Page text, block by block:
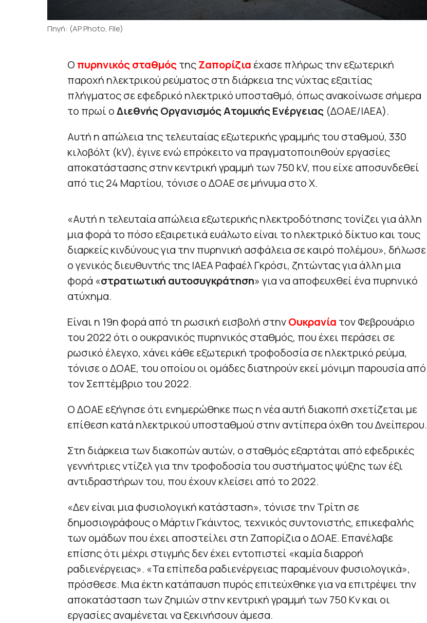
Πηγή: (AP Photo, File)
Ο πυρηνικός σταθμόςτηςΖαπορίζια έχασε πλήρως την εξωτερική
παροχή ηλεκτρικού ρεύματος στη διάρκεια της νύχτας εξαιτίας
πλήγματος σε εφεδρικό ηλεκτρικό υποσταθμό, όπως ανακοίνωσε σήμερα
το πρωί οΔιεθνής Οργανισμός Ατομικής Ενέργειας(ΔΟΑΕ/ΙΑΕΑ).
Αυτή η απώλεια της τελευταίας εξωτερικής γραμμής του σταθμού, 330
κιλοβόλτ (kV), έγινε ενώ επρόκειτο να πραγματοποιηθούν εργασίες
αποκατάστασης στην κεντρική γραμμή των 750 kV, που είχε αποσυνδεθεί
από τις 24 Μαρτίου, τόνισε ο ΔΟΑΕ σε μήνυμα στο Χ.
«Αυτή η τελευταία απώλεια εξωτερικής ηλεκτροδότησης τονίζει για άλλη
μια φορά το πόσο εξαιρετικά ευάλωτο είναι το ηλεκτρικό δίκτυο και τους
διαρκείς κινδύνους για την πυρηνική ασφάλεια σε καιρό πολέμου», δήλωσε
ο γενικός διευθυντής της ΙΑΕΑ Ραφαέλ Γκρόσι, ζητώντας για άλλη μια
φορά «στρατιωτική αυτοσυγκράτηση» για να αποφευχθεί ένα πυρηνικό
ατύχημα.
Είναι η 19η φορά από τη ρωσική εισβολή στηνΟυκρανία τον Φεβρουάριο
του 2022 ότι ο ουκρανικός πυρηνικός σταθμός, που έχει περάσει σε
ρωσικό έλεγχο, χάνει κάθε εξωτερική τροφοδοσία σε ηλεκτρικό ρεύμα,
τόνισε ο ΔΟΑΕ, του οποίου οι ομάδες διατηρούν εκεί μόνιμη παρουσία από
τον Σεπτέμβριο του 2022.
Ο ΔΟΑΕ εξήγησε ότι ενημερώθηκε πως η νέα αυτή διακοπή σχετίζεται με
επίθεση κατά ηλεκτρικού υποσταθμού στην αντίπερα όχθη του Δνείπερου.
Στη διάρκεια των διακοπών αυτών, ο σταθμός εξαρτάται από εφεδρικές
γεννήτριες ντίζελ για την τροφοδοσία του συστήματος ψύξης των έξι
αντιδραστήρων του, που έχουν κλείσει από το 2022.
«Δεν είναι μια φυσιολογική κατάσταση», τόνισε την Τρίτη σε
δημοσιογράφους ο Μάρτιν Γκάιντος, τεχνικός συντονιστής, επικεφαλής
των ομάδων που έχει αποστείλει στη Ζαπορίζια ο ΔΟΑΕ. Επανέλαβε
επίσης ότι μέχρι στιγμής δεν έχει εντοπιστεί «καμία διαρροή
ραδιενέργειας». «Τα επίπεδα ραδιενέργειας παραμένουν φυσιολογικά»,
πρόσθεσε. Μια έκτη κατάπαυση πυρός επιτεύχθηκε για να επιτρέψει την
αποκατάσταση των ζημιών στην κεντρική γραμμή των 750 Kv και οι
εργασίες αναμένεται να ξεκινήσουν άμεσα.